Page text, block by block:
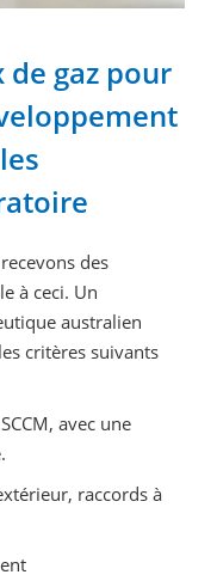
gaz pour
des
à ceci. Un
australien
critères suivants
avec une
raccords à